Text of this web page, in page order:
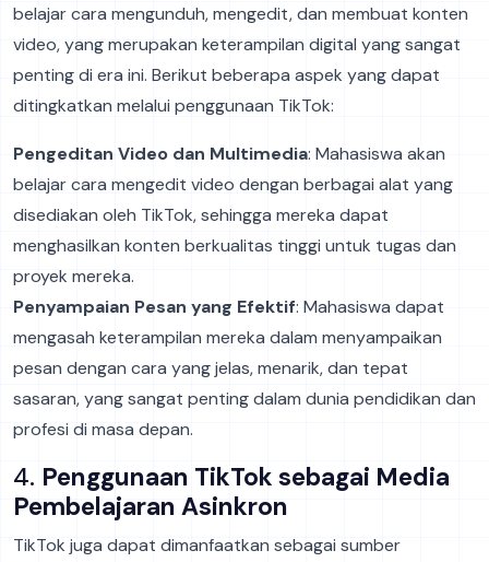
belajar cara mengunduh, mengedit, dan membuat konten
video, yang merupakan keterampilan digital yang sangat
penting di era ini. Berikut beberapa aspek yang dapat
ditingkatkan melalui penggunaan TikTok:
Pengeditan Video dan Multimedia: Mahasiswa akan
belajar cara mengedit video dengan berbagai alat yang
disediakan oleh TikTok, sehingga mereka dapat
menghasilkan konten berkualitas tinggi untuk tugas dan
proyek mereka.
Penyampaian Pesan yang Efektif: Mahasiswa dapat
mengasah keterampilan mereka dalam menyampaikan
pesan dengan cara yang jelas, menarik, dan tepat
sasaran, yang sangat penting dalam dunia pendidikan dan
profesi di masa depan.
4. Penggunaan TikTok sebagai Media
Pembelajaran Asinkron
TikTok juga dapat dimanfaatkan sebagai sumber